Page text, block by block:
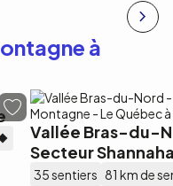
à
Vallée Bras-du-
Secteur
35 sentiers 81 km de